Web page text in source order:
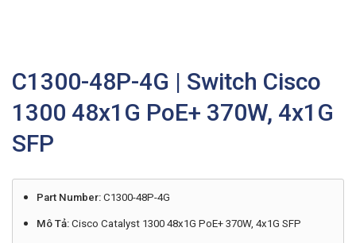
C1300-48P-4G | Switch Cisco
1300 48x1G PoE+ 370W, 4x1G
SFP
Part Number:C1300-48P-4G
Mô Tả:Cisco Catalyst 1300 48x1G PoE+ 370W, 4x1G SFP